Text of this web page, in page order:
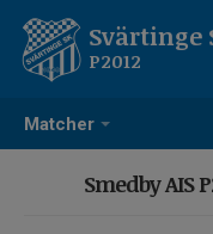
Matcher
Svärtinge
P2012
Smedby AIS